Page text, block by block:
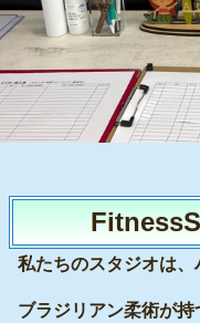
私たちのスタジオは
ブラジリアン柔術が